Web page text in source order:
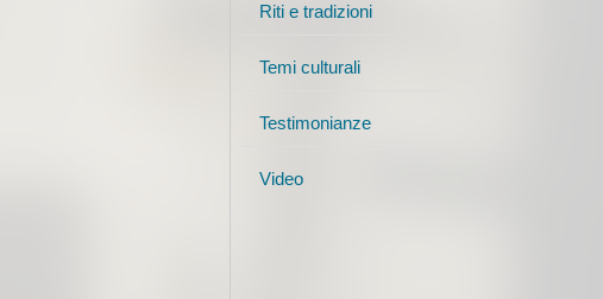
Riti e tradizioni
Temi culturali
Testimonianze
Video